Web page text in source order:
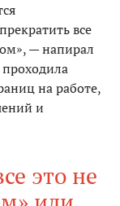
все
— напирал
проходила
на работе,
и
это не